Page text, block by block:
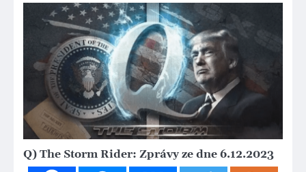
Q) The Storm Rider: Zprávy ze dne 6.12.2023